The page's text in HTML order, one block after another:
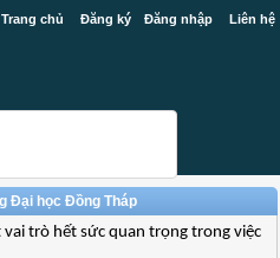
Trang chủ Đăng ký Đăng nhập Liên hệ
Đại học Đồng Tháp
trò hết sức quan trọng trong việc